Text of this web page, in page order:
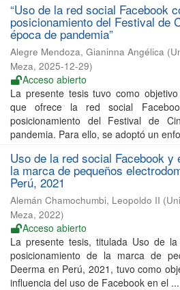
“Uso de la red social Facebook
posicionamiento del Festival de
época de pandemia”
Alegre Mendoza, Gianinna Angélica (
Meza, 2025-12-29)
Acceso abierto
La presente tesis tuvo como
que ofrece la red social
posicionamiento del Festival de
pandemia. Para ello, se adoptó un
Uso de la red social Facebook y
la marca de pequeños
Perú, 2021
Alemán Chamochumbi, Leopoldo II (
Meza, 2022)
Acceso abierto
La presente tesis, titulada Uso de
posicionamiento de la marca de
Deerma en Perú, 2021, tuvo como
influencia del uso de Facebook en el ...